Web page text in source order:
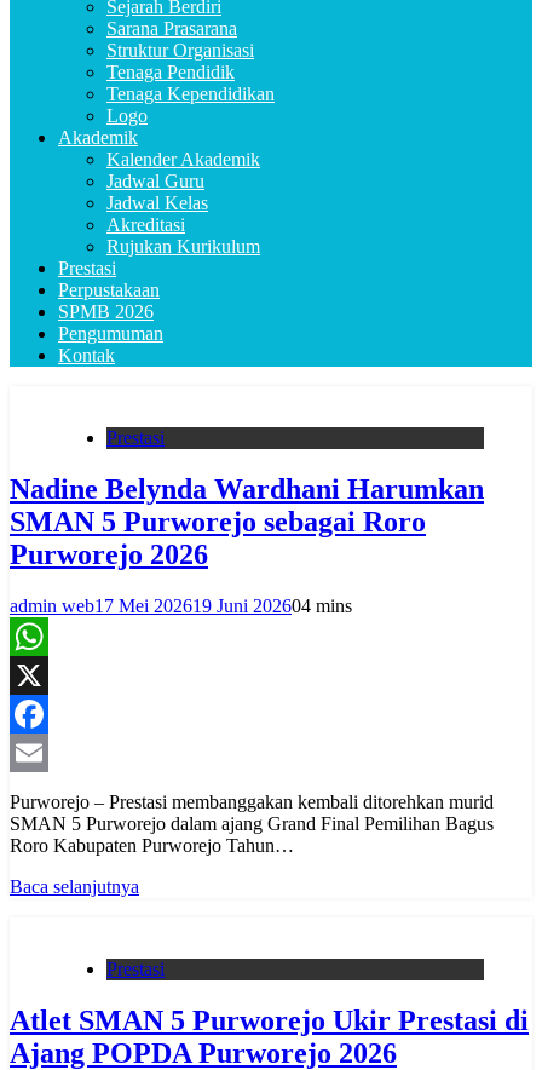
Sejarah Berdiri
Sarana Prasarana
Struktur Organisasi
Tenaga Pendidik
Tenaga Kependidikan
Logo
Akademik
Kalender Akademik
Jadwal Guru
Jadwal Kelas
Akreditasi
Rujukan Kurikulum
Prestasi
Perpustakaan
SPMB 2026
Pengumuman
Kontak
Prestasi
Nadine Belynda Wardhani Harumkan
SMAN 5 Purworejo sebagai Roro
Purworejo 2026
admin web17 Mei 202619 Juni 202604 mins
WhatsApp
X
Facebook
Email
Purworejo – Prestasi membanggakan kembali ditorehkan murid
SMAN 5 Purworejo dalam ajang Grand Final Pemilihan Bagus
Roro Kabupaten Purworejo Tahun…
Baca selanjutnya
Prestasi
Atlet SMAN 5 Purworejo Ukir Prestasi di
Ajang POPDA Purworejo 2026